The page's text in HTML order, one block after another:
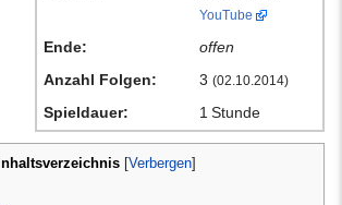
YouTube
Ende:
offen
Anzahl Folgen:
3 (02.10.2014)
Spieldauer: 1 Stunde
Inhaltsverzeichnis[ Verbergen]